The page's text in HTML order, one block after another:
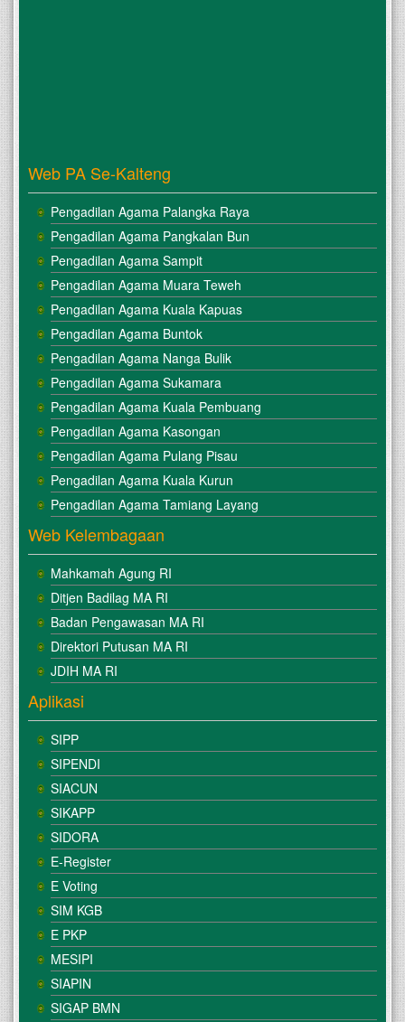
Web PA Se-Kalteng
Pengadilan Agama Palangka Raya
Pengadilan Agama Pangkalan Bun
Pengadilan Agama Sampit
Pengadilan Agama Muara Teweh
Pengadilan Agama Kuala Kapuas
Pengadilan Agama Buntok
Pengadilan Agama Nanga Bulik
Pengadilan Agama Sukamara
Pengadilan Agama Kuala Pembuang
Pengadilan Agama Kasongan
Pengadilan Agama Pulang Pisau
Pengadilan Agama Kuala Kurun
Pengadilan Agama Tamiang Layang
Web Kelembagaan
Mahkamah Agung RI
Ditjen Badilag MA RI
Badan Pengawasan MA RI
Direktori Putusan MA RI
JDIH MA RI
Aplikasi
SIPP
SIPENDI
SIACUN
SIKAPP
SIDORA
E-Register
E Voting
SIM KGB
E PKP
MESIPI
SIAPIN
SIGAP BMN